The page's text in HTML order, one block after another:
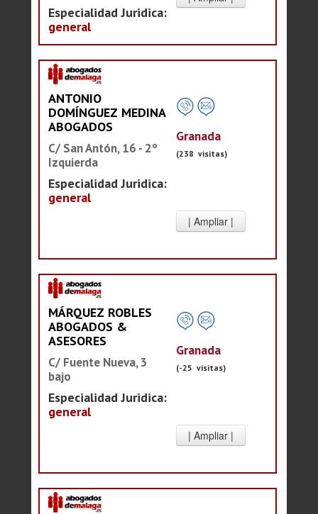
Especialidad Juridica:
general
ANTONIO
DOMÍNGUEZ MEDINA
ABOGADOS
C/ San Antón, 16 - 2º
Izquierda
Especialidad Juridica:
general
Granada
(238 visitas)
MÁRQUEZ ROBLES
ABOGADOS &
ASESORES
C/ Fuente Nueva, 3
bajo
Especialidad Juridica:
general
Granada
(-25 visitas)